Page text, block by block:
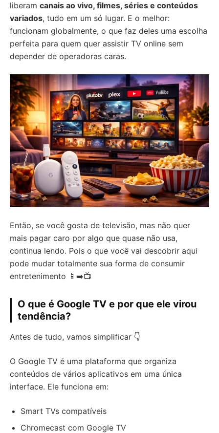
liberam canais ao vivo, filmes, séries e conteúdos
variados, tudo em um só lugar. E o melhor:
funcionam globalmente, o que faz deles uma escolha
perfeita para quem quer assistir TV online sem
depender de operadoras caras.
Então, se você gosta de televisão, mas não quer
mais pagar caro por algo que quase não usa,
continua lendo. Pois o que você vai descobrir aqui
pode mudar totalmente sua forma de consumir
entretenimento 📱➡️📺
O que é Google TV e por que ele virou
tendência?
Antes de tudo, vamos simplificar 👇
O Google TV é uma plataforma que organiza
conteúdos de vários aplicativos em uma única
interface. Ele funciona em:
Smart TVs compatíveis
Chromecast com Google TV